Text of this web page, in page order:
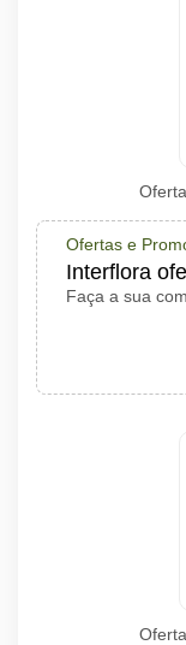
Ofertas e
Interflora
Faça a sua